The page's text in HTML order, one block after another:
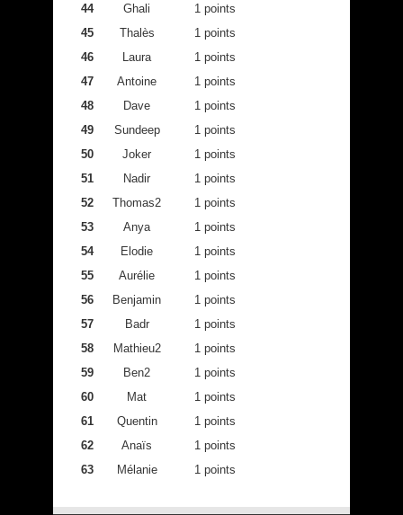
44
Ghali
1 points
45
Thalès
1 points
46
Laura
1 points
47
Antoine
1 points
48
Dave
1 points
49
Sundeep
1 points
50
Joker
1 points
51
Nadir
1 points
52
Thomas2
1 points
53
Anya
1 points
54
Elodie
1 points
55
Aurélie
1 points
56
Benjamin
1 points
57
Badr
1 points
58
Mathieu2
1 points
59
Ben2
1 points
60
Mat
1 points
61
Quentin
1 points
62
Anaïs
1 points
63
Mélanie 1 points